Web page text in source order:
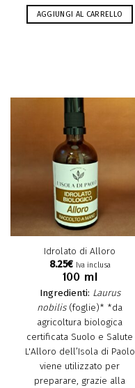
AGGIUNGI AL CARRELLO
Idrolato di Alloro
8.25€ Iva inclusa
100 ml
Ingredienti: Laurus
nobilis(foglie)* *da
agricoltura biologica
certificata Suolo e Salute
L'Alloro dell’Isola di Paolo
viene utilizzato per
preparare, grazie alla